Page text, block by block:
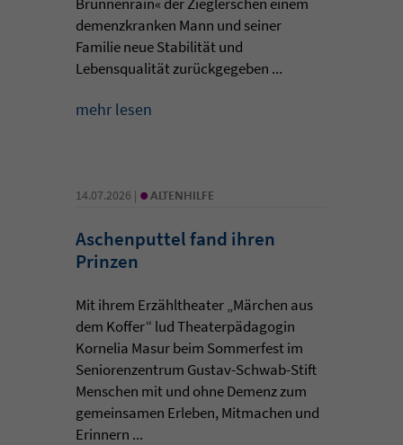
demenzkranken Mann und seiner
Familie neue Stabilität und
Lebensqualität zurückgegeben ...
mehr lesen
14.07.2026 | • ALTENHILFE
Aschenputtel fand ihren
Prinzen
Mit ihrem Erzähltheater „Märchen aus
dem Koffer“ lud Theaterpädagogin
Kornelia Masur beim Sommerfest im
Seniorenzentrum Gustav-Schwab-Stift
Menschen mit und ohne Demenz zum
gemeinsamen Erleben, Mitmachen und
Erinnern ...